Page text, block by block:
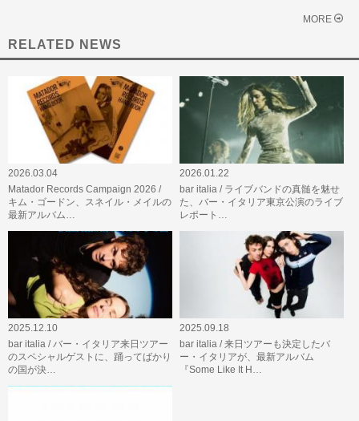
MORE
RELATED NEWS
2026.03.04
Matador Records Campaign 2026 /
キム・ゴードン、スネイル・メイルの
最新アルバム…
2026.01.22
bar italia / ライブバンドの真髄を魅せ
た、バー・イタリア東京公演のライブ
レポート…
2025.12.10
bar italia / バー・イタリア来日ツアー
のスペシャルゲストに、踊ってばかり
の国が決…
2025.09.18
bar italia / 来日ツアーも決定したバ
ー・イタリアが、最新アルバム
『Some Like It H…